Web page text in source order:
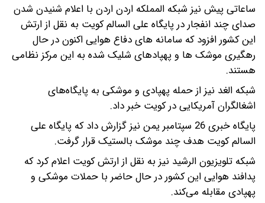
ساعاتی پیش نیز شبکه المملکه اردن اردن با اعلام شنیدن شدن
صدای چند انفجار در پایگاه علی السالم کویت به نقل از ارتش
این کشور افزود که سامانه های دفاع هوایی اکنون در حال
رهگیری موشک ها و پهپادهای شلیک شده به این مرکز نظامی
هستند.
شبکه الغد نیز از حمله پهپادی و موشکی به پایگاه‌های
اشغالگران آمریکایی در کویت خبر داد.
پایگاه خبری 26 سپتامبر یمن نیز گزارش داد که پایگاه علی
السالم کویت هدف چند موشک بالستیک قرار گرفت.
شبکه تلویزیون الرشید نیز به نقل از ارتش کویت اعلام کرد که
پدافند هوایی این کشور در حال حاضر با حملات موشکی و
پهپادی مقابله می‌کند.